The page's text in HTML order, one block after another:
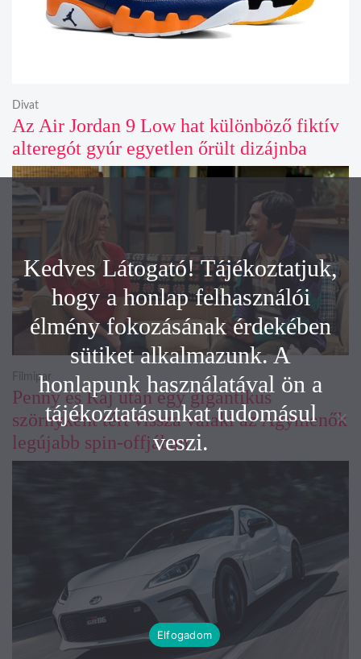
Az Air Jordan 9 Low hat különböző fiktív
alteregót gyúr egyetlen őrült dizájnba
Divat
Penny és Raj után egy gigantikus
szörnyként tért vissza valaki az Agymenők
legújabb spin-offjában
Filmipar
Kedves Látogató! Tájékoztatjuk,
hogy a honlap felhasználói
élmény fokozásának érdekében
sütiket alkalmazunk. A
honlapunk használatával ön a
tájékoztatásunkat tudomásul
veszi.
Elfogadom